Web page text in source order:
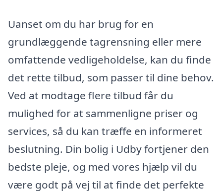
Uanset om du har brug for en
grundlæggende tagrensning eller mere
omfattende vedligeholdelse, kan du finde
det rette tilbud, som passer til dine behov.
Ved at modtage flere tilbud får du
mulighed for at sammenligne priser og
services, så du kan træffe en informeret
beslutning. Din bolig i Udby fortjener den
bedste pleje, og med vores hjælp vil du
være godt på vej til at finde det perfekte